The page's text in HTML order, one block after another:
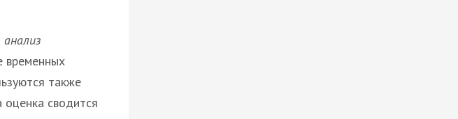
анализ
временных
также
оценка сводится